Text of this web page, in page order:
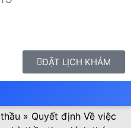
ĐẶT LỊCH KHÁM
» Quyết định Về việc